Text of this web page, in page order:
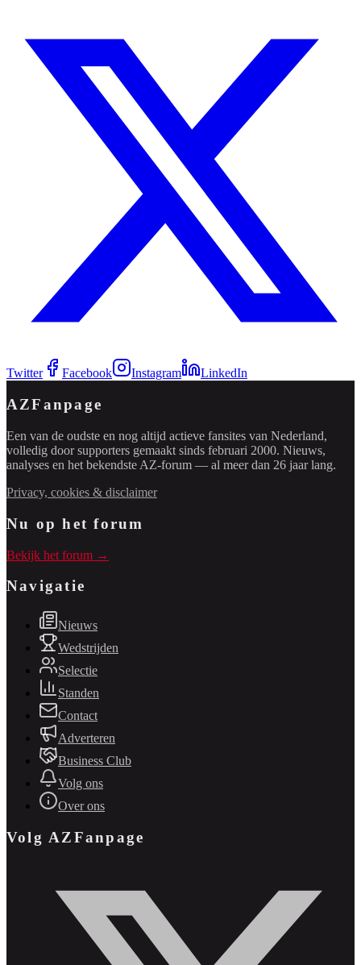
Twitter Facebook Instagram LinkedIn
AZFanpage
Een van de oudste en nog altijd actieve fansites van Nederland,
volledig door supporters gemaakt sinds februari 2000. Nieuws,
analyses en het bekendste AZ-forum — al meer dan 26 jaar lang.
Privacy, cookies & disclaimer
Nu op het forum
Bekijk het forum →
Navigatie
Nieuws
Wedstrijden
Selectie
Standen
Contact
Adverteren
Business Club
Volg ons
Over ons
Volg AZFanpage